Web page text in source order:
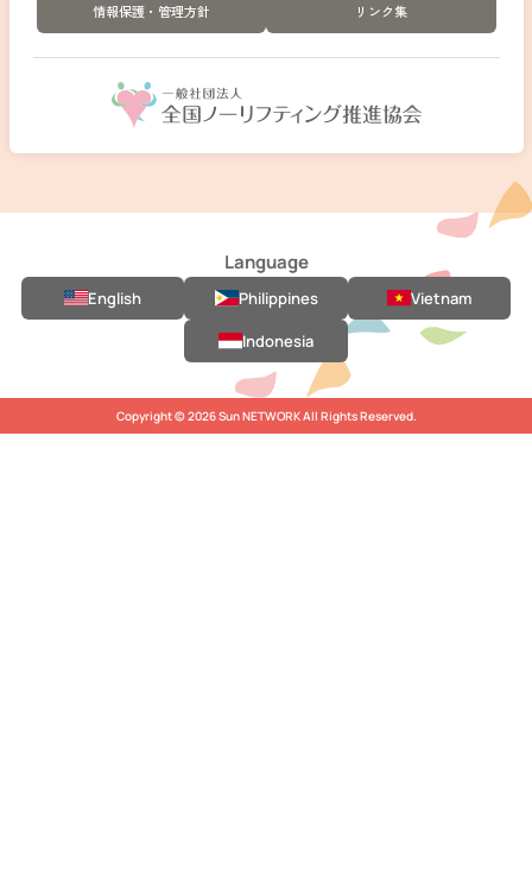
情報保護・管理方針 リンク集
Language
English Philippines
Vietnam
Indonesia
Copyright © 2026 Sun NETWORK All Rights Reserved.